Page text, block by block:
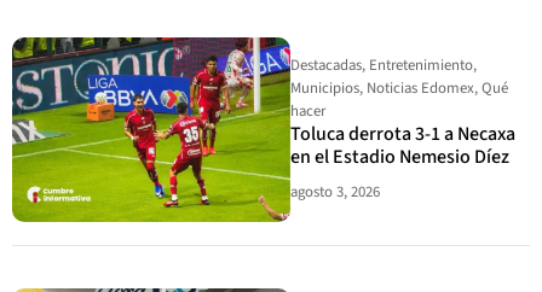
Destacadas, Entretenimiento,
Municipios, Noticias Edomex,Qué
hacer
Toluca derrota 3-1 a Necaxa
en el Estadio Nemesio Díez
agosto 3, 2026